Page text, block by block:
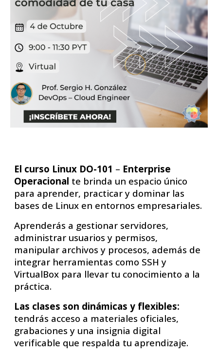
El curso Linux DO-101 – Enterprise
Operacional te brinda un espacio único
para aprender, practicar y dominar las
bases de Linux en entornos empresariales.
Aprenderás a gestionar servidores,
administrar usuarios y permisos,
manipular archivos y procesos, además de
integrar herramientas como SSH y
VirtualBox para llevar tu conocimiento a la
práctica.
Las clases son dinámicas y flexibles:
tendrás acceso a materiales oficiales,
grabaciones y una insignia digital
verificable que respalda tu aprendizaje.